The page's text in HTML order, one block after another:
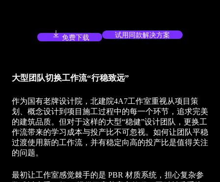
免费下载 试用同款解决方案
大型团队切换工作流“行稳致远”
作为国有老牌设计院，北建院4A7工作室重视从项目策
划、概念设计到项目施工过程中的每一个环节，追求完美
的建筑品质。但对于这样的大型“稳健”设计团队，更换工
作流带来的学习成本与投产比不可忽视。如何让团队平稳
过渡使用新的工作流，并有稳定向高的投产比是值得关注
的问题。
最初让工作室感觉棘手的是 PBR 材质系统，担心复杂参